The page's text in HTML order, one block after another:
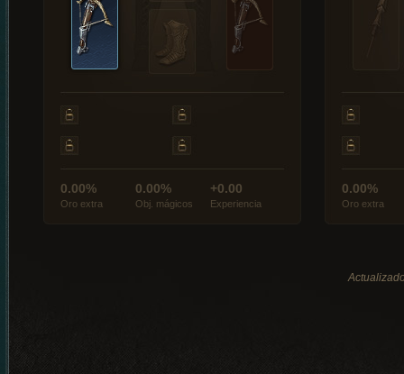
0.00%
Oro extra
0.00%
Obj. mágicos
+0.00
Experiencia
0.00%
Oro extra